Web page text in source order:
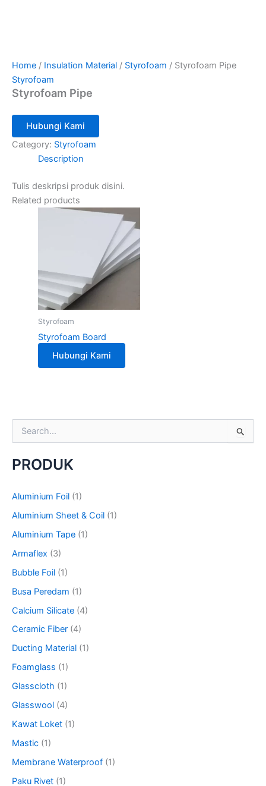
Home / Insulation Material / Styrofoam / Styrofoam Pipe
Styrofoam
Styrofoam Pipe
Hubungi Kami
Category: Styrofoam
Description
Tulis deskripsi produk disini.
Related products
Styrofoam
Styrofoam Board
Hubungi Kami
e
f
o
:
PRODUK
Aluminium Foil (1)
Aluminium Sheet & Coil (1)
Aluminium Tape (1)
Armaflex (3)
Bubble Foil (1)
Busa Peredam (1)
Calcium Silicate (4)
Ceramic Fiber (4)
Ducting Material (1)
Foamglass (1)
Glasscloth (1)
Glasswool (4)
Kawat Loket (1)
Mastic (1)
Membrane Waterproof (1)
Paku Rivet (1)